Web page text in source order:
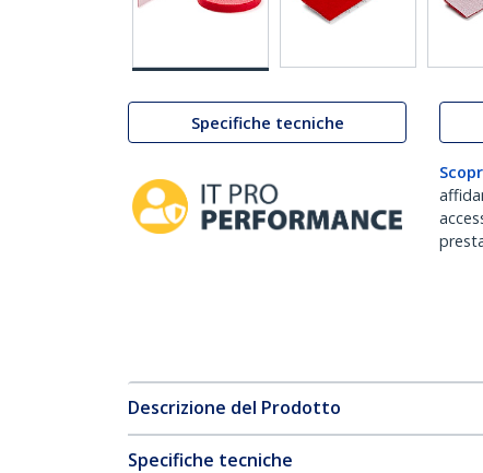
Specifiche tecniche
Descrizione del Prodotto
Specifiche tecniche